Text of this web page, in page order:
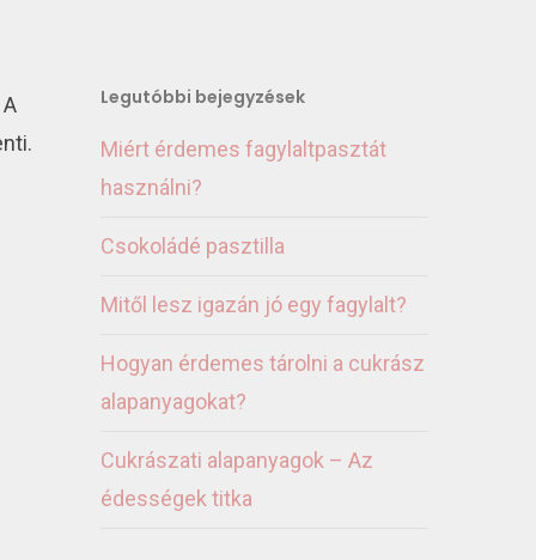
Legutóbbi bejegyzések
Miért érdemes fagylaltpasztát
használni?
Csokoládé pasztilla
Mitől lesz igazán jó egy fagylalt?
Hogyan érdemes tárolni a cukrász
alapanyagokat?
Cukrászati alapanyagok – Az
édességek titka